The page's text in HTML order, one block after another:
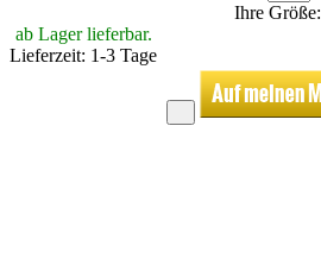
Ihre
ab Lager lieferbar.
Lieferzeit: 1-3 Tage